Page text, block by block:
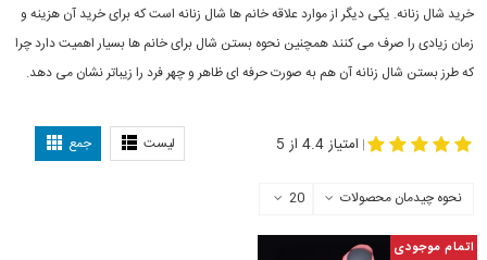
خرید شال زنانه. یکی دیگر از موارد علاقه خانم ها شال زنانه است که برای خرید آن هزینه و
زمان زیادی را صرف می کنند همچنین نحوه بستن شال برای خانم ها بسیار اهمیت دارد چرا
که طرز بستن شال زنانه آن هم به صورت حرفه ای ظاهر و چهر فرد را زیباتر نشان می دهد.
لیست جمع | امتیاز 4.4 از 5
نحوه چیدمان محصولات 20
اتمام موجودی